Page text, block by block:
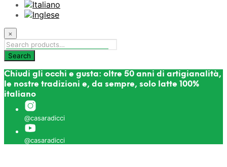
×
Chiudi gli occhi e gusta: oltre 50 anni di artigianalità,
le nostre tradizioni e, da sempre, solo latte 100%
italiano